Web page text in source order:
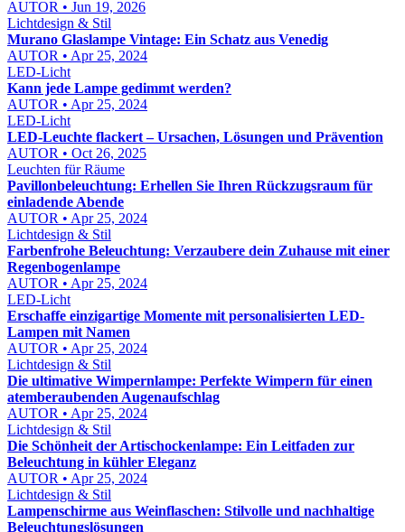
AUTOR • Jun 19, 2026
Lichtdesign & Stil
Murano Glaslampe Vintage: Ein Schatz aus Venedig
AUTOR • Apr 25, 2024
LED-Licht
Kann jede Lampe gedimmt werden?
AUTOR • Apr 25, 2024
LED-Licht
LED-Leuchte flackert – Ursachen, Lösungen und Prävention
AUTOR • Oct 26, 2025
Leuchten für Räume
Pavillonbeleuchtung: Erhellen Sie Ihren Rückzugsraum für
einladende Abende
AUTOR • Apr 25, 2024
Lichtdesign & Stil
Farbenfrohe Beleuchtung: Verzaubere dein Zuhause mit einer
Regenbogenlampe
AUTOR • Apr 25, 2024
LED-Licht
Erschaffe einzigartige Momente mit personalisierten LED-
Lampen mit Namen
AUTOR • Apr 25, 2024
Lichtdesign & Stil
Die ultimative Wimpernlampe: Perfekte Wimpern für einen
atemberaubenden Augenaufschlag
AUTOR • Apr 25, 2024
Lichtdesign & Stil
Die Schönheit der Artischockenlampe: Ein Leitfaden zur
Beleuchtung in kühler Eleganz
AUTOR • Apr 25, 2024
Lichtdesign & Stil
Lampenschirme aus Weinflaschen: Stilvolle und nachhaltige
Beleuchtungslösungen